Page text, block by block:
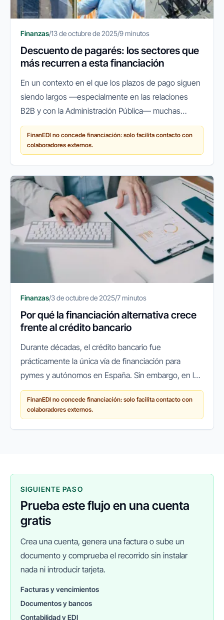
Finanzas/13 de octubre de 2025/9 minutos
Descuento de pagarés: los sectores que
más recurren a esta financiación
En un contexto en el que los plazos de pago siguen
siendo largos —especialmente en las relaciones
B2B y con la Administración Pública— muchas
empresas españolas recurren a herramientas que
les permitan mantener su...
FinanEDI no concede financiación: solo facilita contacto con
colaboradores externos.
Finanzas/3 de octubre de 2025/7 minutos
Por qué la financiación alternativa crece
frente al crédito bancario
Durante décadas, el crédito bancario fue
prácticamente la única vía de financiación para
pymes y autónomos en España. Sin embargo, en los
últimos años ha surgido un cambio de paradigma:
cada vez más empresas recurren a...
FinanEDI no concede financiación: solo facilita contacto con
colaboradores externos.
SIGUIENTE PASO
Prueba este flujo en una cuenta
gratis
Crea una cuenta, genera una factura o sube un
documento y comprueba el recorrido sin instalar
nada ni introducir tarjeta.
Facturas y vencimientos
Documentos y bancos
Contabilidad y EDI
FINANEDI
Hablemos ahora